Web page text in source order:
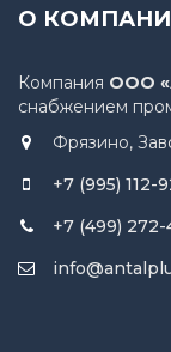
О
Компания ООО
снабжением
Фрязино,
+7 (995) 112-
+7 (499) 272-